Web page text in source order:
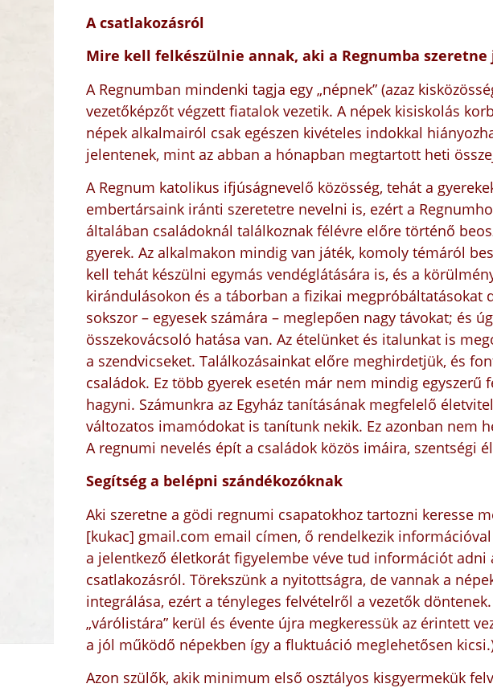
A csatlakozásról
Mire kell felkészülnie annak, aki a Regnumba szeretne
A Regnumban mindenki tagja egy „népnek” (azaz
vezetőképzőt végzett fiatalok vezetik. A népek kisiskolás
népek alkalmairól csak egészen kivételes indokkal
jelentenek, mint az abban a hónapban megtartott heti
A Regnum katolikus ifjúságnevelő közösség, tehát a
embertársaink iránti szeretetre nevelni is, ezért a
általában családoknál találkoznakfélévre előre történő
gyerek. Az alkalmakon mindig van játék, komoly témáról
kell tehát készülni egymás vendéglátására is, és a
kirándulásokon és a táborban a fizikai megpróbáltatásokat
sokszor – egyesek számára – meglepően nagy távokat; és
összekovácsoló hatása van. Az ételünket és italunkat is
a szendvicseket. Találkozásainkat előre meghirdetjük, és
családok. Ez több gyerek esetén már nem mindig egyszerű
hagyni. Számunkra az Egyház tanításának megfelelő
változatos imamódokat is tanítunk nekik. Ez azonban nem
A regnumi nevelés épít a családok közös imáira, szentségi
Segítség a belépni szándékozóknak
Aki szeretne a gödi regnumi csapatokhoz tartozni keresse
[kukac] gmail.com email címen, ő rendelkezik
a jelentkező életkorát figyelembe véve tud információt
csatlakozásról. Törekszünk a nyitottságra, de vannak a
integrálása, ezért a tényleges felvételről a vezetők
„várólistára” kerül és évente újra megkeressük az érintett
a jól működő népekben így a fluktuáció meglehetősen
Azon szülők, akik minimum első osztályos kisgyermekük